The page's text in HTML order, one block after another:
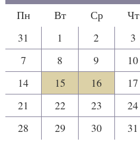
Пн Вт Ср Чт
31
1 2 3
7
8 9 10
14
15 16 17
21
22 23 24
28
29 30 31